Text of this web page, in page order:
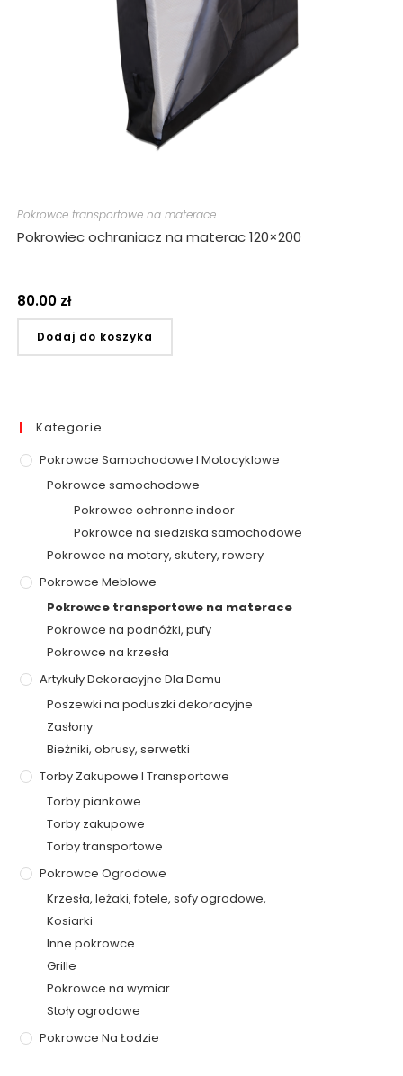
Pokrowce transportowe na materace
Pokrowiec ochraniacz na materac 120×200
80.00 zł
Dodaj do koszyka
Kategorie
Pokrowce Samochodowe I Motocyklowe
Pokrowce samochodowe
Pokrowce ochronne indoor
Pokrowce na siedziska samochodowe
Pokrowce na motory, skutery, rowery
Pokrowce Meblowe
Pokrowce transportowe na materace
Pokrowce na podnóżki, pufy
Pokrowce na krzesła
Artykuły Dekoracyjne Dla Domu
Poszewki na poduszki dekoracyjne
Zasłony
Bieżniki, obrusy, serwetki
Torby Zakupowe I Transportowe
Torby piankowe
Torby zakupowe
Torby transportowe
Pokrowce Ogrodowe
Krzesła, leżaki, fotele, sofy ogrodowe,
Kosiarki
Inne pokrowce
Grille
Pokrowce na wymiar
Stoły ogrodowe
Pokrowce Na Łodzie